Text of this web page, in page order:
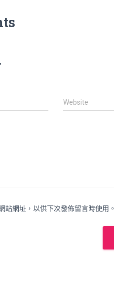
Website
站網址，以供下次發佈留言時使用。